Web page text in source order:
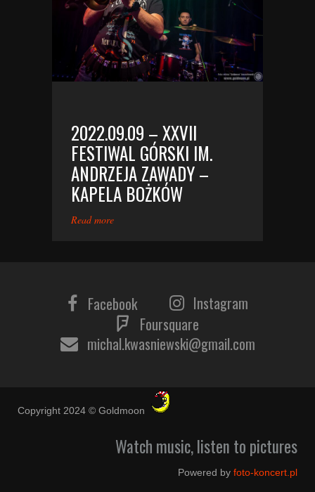
2022.09.09 – XXVII
FESTIWAL GÓRSKI IM.
ANDRZEJA ZAWADY –
KAPELA BOŻKÓW
Read more
Facebook
Instagram
Foursquare
michal.kwasniewski@gmail.com
Copyright 2024 © Goldmoon
Watch music, listen to pictures
Powered by foto-koncert.pl